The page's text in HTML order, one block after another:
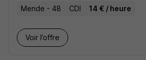
Mende - 48 CDI 14 € / heure
Voir l’offre